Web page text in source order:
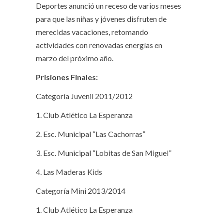
Deportes anunció un receso de varios meses
para que las niñas y jóvenes disfruten de
merecidas vacaciones, retomando
actividades con renovadas energías en
marzo del próximo año.
Prisiones Finales:
Categoría Juvenil 2011/2012
1. Club Atlético La Esperanza
2. Esc. Municipal “Las Cachorras”
3. Esc. Municipal “Lobitas de San Miguel”
4. Las Maderas Kids
Categoría Mini 2013/2014
1. Club Atlético La Esperanza